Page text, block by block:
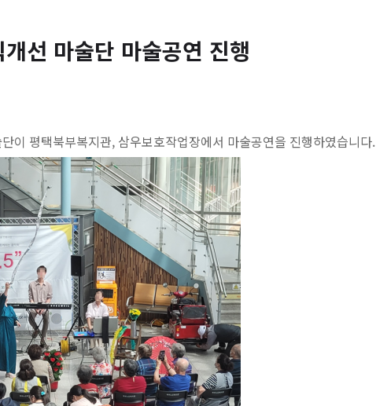
선 마술단 마술공연 진행
이 평택북부복지관, 삼우보호작업장에서 마술공연을 진행하였습니다.